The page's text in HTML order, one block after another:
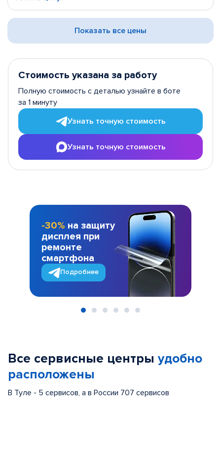
Показать все цены
Стоимость указана за работу
Полную стоимость с деталью узнайте в боте
за 1 минуту
Узнать точную стоимость
Узнать точную стоимость
-30% на защиту
дисплея при
ремонте
смартфона
Подробнее
Все сервисные центры удобно
расположены
В Туле - 5 сервисов, а в России 707 сервисов